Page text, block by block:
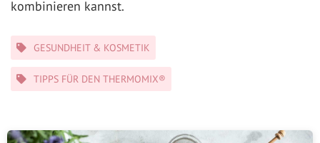
kombinieren kannst.
Kategorien
GESUNDHEIT & KOSMETIK
TIPPS FÜR DEN THERMOMIX®